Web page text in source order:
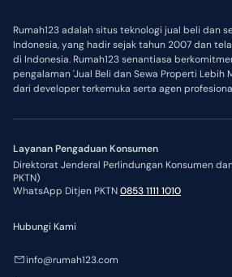
Rumah123 adalah situs teknologi jual beli dan
Indonesia, yang hadir sejak tahun 2007 dan
di Indonesia. Rumah123 senantiasa
pengalaman 'Jual Beli dan Sewa Properti Lebih
dari developer terkemuka serta agen
Layanan Pengaduan Konsumen
Direktorat Jenderal Perlindungan Konsumen
PKTN)
WhatsApp Ditjen PKTN0853 1111 1010
Hubungi Kami
info@rumah123.com